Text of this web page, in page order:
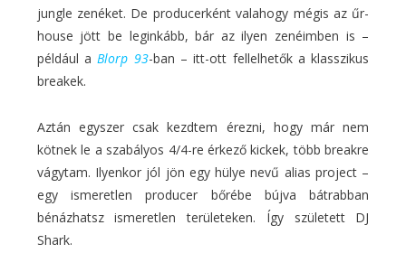
jungle zenéket. De producerként valahogy mégis az űr-
house jött be leginkább, bár az ilyen zenéimben is –
például a Blorp 93-ban – itt-ott fellelhetők a klasszikus
breakek.
Aztán egyszer csak kezdtem érezni, hogy már nem
kötnek le a szabályos 4/4-re érkező kickek, több breakre
vágytam. Ilyenkor jól jön egy hülye nevű alias project –
egy ismeretlen producer bőrébe bújva bátrabban
bénázhatsz ismeretlen területeken. Így született DJ
Shark.